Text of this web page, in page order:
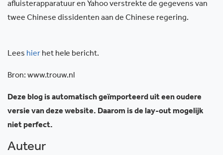
afluisterapparatuur en Yahoo verstrekte de gegevens van
twee Chinese dissidenten aan de Chinese regering.
Lees hier het hele bericht.
Bron: www.trouw.nl
Deze blog is automatisch geïmporteerd uit een oudere
versie van deze website. Daarom is de lay-out mogelijk
niet perfect.
Auteur